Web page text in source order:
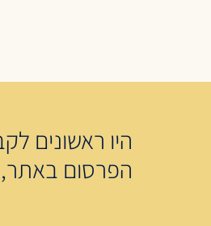
היו ראשונים
הפרסום באתר,